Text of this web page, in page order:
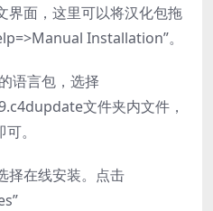
界面，这里可以将汉化包拖
Installation”。
语言包，选择
文件夹内文件，
。
择在线安装。点击